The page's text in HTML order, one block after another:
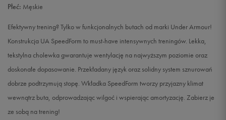
43 27,5 cm Powiadom o dostępności
Powiadom o dostępności
45 29 cm
Płeć: Męskie
Efektywny trening? Tylko w funkcjonalnych butach od marki Under Armour!
Konstrukcja UA SpeedForm to must-have intensywnych treningów. Lekka,
tekstylna cholewka gwarantuje wentylację na najwyższym poziomie oraz
doskonałe dopasowanie. Przekładany język oraz solidny system sznurowań
dobrze podtrzymują stopę. Wkładka SpeedForm tworzy przyjazny klimat
wewnątrz buta, odprowadzając wilgoć i wspierając amortyzację. Zabierz je
ze sobą na trening!